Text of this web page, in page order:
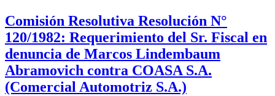
Comisión Resolutiva Resolución N°
120/1982: Requerimiento del Sr. Fiscal en
denuncia de Marcos Lindembaum
Abramovich contra COASA S.A.
(Comercial Automotriz S.A.)